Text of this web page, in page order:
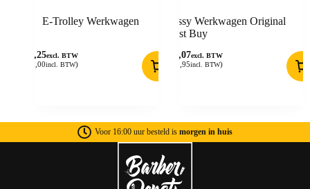
E-Trolley Werkwagen
70,25excl. BTW
85,00incl. BTW)
Passy Werkwagen Original
Best Buy
66,07excl. BTW
79,95incl. BTW)
Voor 16:00 uur besteld is morgen in huis